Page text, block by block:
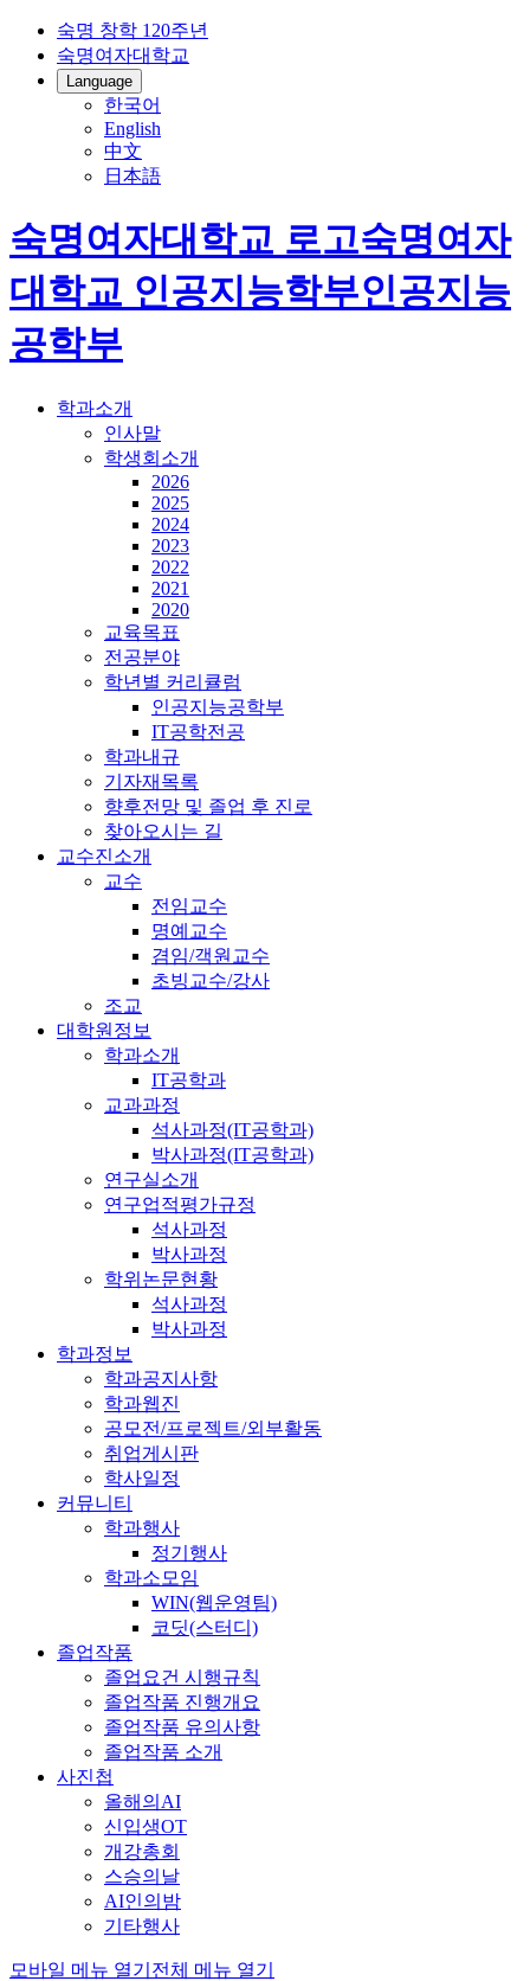
숙명 창학 120주년
숙명여자대학교
Language
한국어
English
中文
日本語
숙명여자대학교 로고숙명여자
대학교 인공지능학부인공지능
공학부
학과소개
인사말
학생회소개
2026
2025
2024
2023
2022
2021
2020
교육목표
전공분야
학년별 커리큘럼
인공지능공학부
IT공학전공
학과내규
기자재목록
향후전망 및 졸업 후 진로
찾아오시는 길
교수진소개
교수
전임교수
명예교수
겸임/객원교수
초빙교수/강사
조교
대학원정보
학과소개
IT공학과
교과과정
석사과정(IT공학과)
박사과정(IT공학과)
연구실소개
연구업적평가규정
석사과정
박사과정
학위논문현황
석사과정
박사과정
학과정보
학과공지사항
학과웹진
공모전/프로젝트/외부활동
취업게시판
학사일정
커뮤니티
학과행사
정기행사
학과소모임
WIN(웹운영팀)
코딧(스터디)
졸업작품
졸업요건 시행규칙
졸업작품 진행개요
졸업작품 유의사항
졸업작품 소개
사진첩
올해의AI
신입생OT
개강총회
스승의날
AI인의밤
기타행사
모바일 메뉴 열기 전체 메뉴 열기